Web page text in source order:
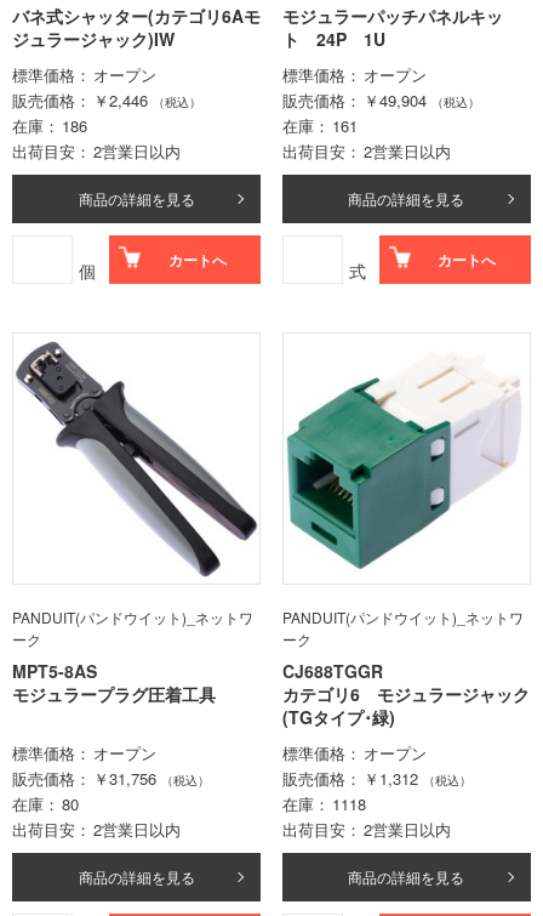
バネ式シャッター(カテゴリ6Aモ
ジュラージャック)IW
標準価格
オープン
販売価格
￥2,446 （税込）
在庫
186
出荷目安
2営業日以内
商品の詳細を見る
個 カートへ
モジュラーパッチパネルキッ
ト 24P 1U
標準価格
オープン
販売価格
￥49,904 （税込）
在庫
161
出荷目安
2営業日以内
商品の詳細を見る
式 カートへ
PANDUIT(パンドウイット)_ネットワ
ーク
MPT5-8AS
モジュラープラグ圧着工具
標準価格
オープン
販売価格
￥31,756 （税込）
在庫
80
出荷目安
2営業日以内
商品の詳細を見る
PANDUIT(パンドウイット)_ネットワ
ーク
CJ688TGGR
カテゴリ6 モジュラージャック
(TGタイプ･緑)
標準価格
オープン
販売価格
￥1,312 （税込）
在庫
1118
出荷目安
2営業日以内
商品の詳細を見る